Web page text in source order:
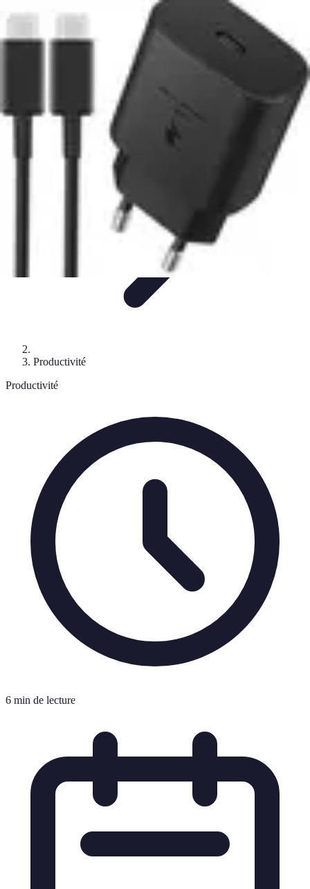
Astuces Pour Tous
Vie Quotidienne
Animaux &
Nature
Productivité
Productivité
6 min de lecture